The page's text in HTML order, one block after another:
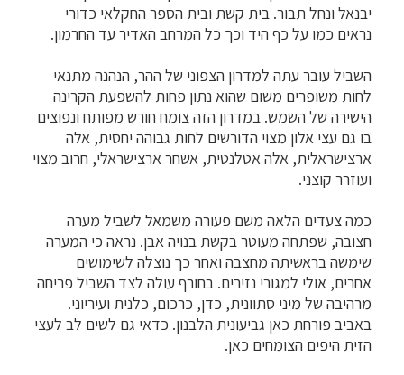
יבנאל ונחל תבור. בית קשת ובית הספר החקלאי כדורי
נראים כמו על כף היד וכך כל המרחב האדיר עד החרמון.
השביל עובר עתה למדרון הצפוני של ההר, הנהנה מתנאי
לחות משופרים משום שהוא נתון פחות להשפעת הקרינה
הישירה של השמש. במדרון הזה צומח חורש מפותח ונפוצים
בו גם עצי אלון מצוי הדורשים לחות גבוהה יחסית, אלה
ארצישראלית, אלה אטלנטית, אשחר ארצישראלי, חרוב מצוי
ועוזרר קוצני.
כמה צעדים הלאה משם פעורה משמאל לשביל מערה
חצובה, שפתחה מעוטר בקשת בנויה אבן. נראה כי המערה
שימשה בראשיתה מחצבה ואחר כך נוצלה לשימושים
אחרים, אולי למגורי נזירים. בחורף עולה לצד השביל פריחה
מרהיבה של מיני סתוונית, כדן, כרכום, כלנית ועיריוני.
באביב פורחת כאן גביעונית הלבנון. כדאי גם לשים לב לעצי
הזית היפים הצומחים כאן.